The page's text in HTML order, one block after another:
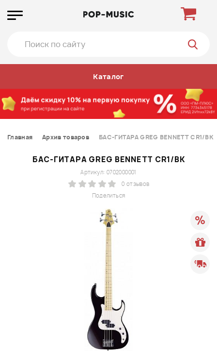
Каталог
Главная Архив товаров БАС-ГИТАРА GREG BENNETT CR1/BK
БАС-ГИТАРА GREG BENNETT CR1/BK
Поделиться
Артикул: 0702000001
0 отзывов